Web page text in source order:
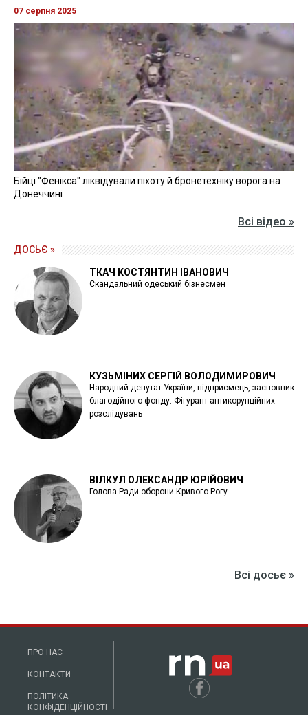
07 серпня 2025
Бійці "Фенікса" ліквідували піхоту й бронетехніку ворога на
Донеччині
Всі відео »
ДОСЬЄ »
ТКАЧ КОСТЯНТИН ІВАНОВИЧ
Скандальний одеський бізнесмен
КУЗЬМІНИХ СЕРГІЙ ВОЛОДИМИРОВИЧ
Народний депутат України, підприємець, засновник
благодійного фонду. Фігурант антикорупційних
розслідувань
ВІЛКУЛ ОЛЕКСАНДР ЮРІЙОВИЧ
Голова Ради оборони Кривого Рогу
Всі досьє »
ПРО НАС
КОНТАКТИ
ПОЛІТИКА
КОНФІДЕНЦІЙНОСТІ